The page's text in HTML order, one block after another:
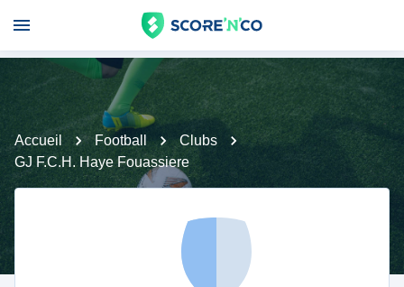
Accueil Football
Clubs
GJ F.C.H. Haye Fouassiere